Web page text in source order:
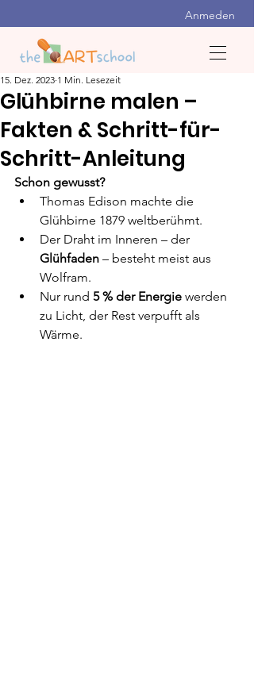
Anmeden
Glühbirne malen –
Fakten & Schritt-für-
Schritt-Anleitung
15. Dez. 2023 1 Min. Lesezeit
Schon gewusst?
Thomas Edison machte die
Glühbirne 1879 weltberühmt.
Der Draht im Inneren – der
Glühfaden – besteht meist aus
Wolfram.
Nur rund 5 % der Energie werden
zu Licht, der Rest verpufft als
Wärme.